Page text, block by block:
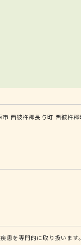
市 西彼杵郡長与町 西彼杵郡
を専門的に取り扱います。